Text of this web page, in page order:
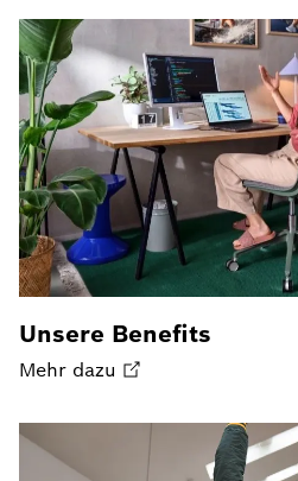
Unsere Benefits
Mehr dazu